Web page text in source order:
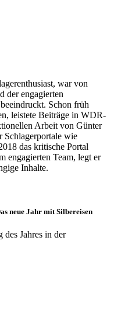
war von
der engagierten
Schon früh
leistete Beiträge in WDR-
Arbeit von Günter
Schlagerportale wie
das kritische Portal
engagierten Team, legt er
Inhalte.
neue Jahr mit Silbereisen
Jahres in der